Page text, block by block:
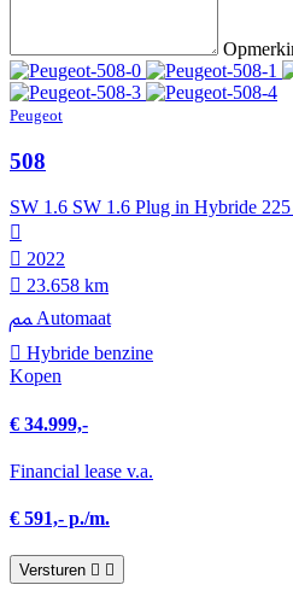
Peugeot
508
SW 1.6 SW 1.6 Plug in Hybride
2022
23.658 km
Automaat
Hybride benzine
Kopen
€ 34.999,-
Financial lease v.a.
€ 591,- p./m.
Versturen